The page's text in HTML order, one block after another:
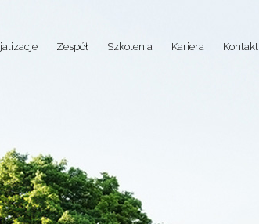
Zespół Szkolenia Kariera Kontakt